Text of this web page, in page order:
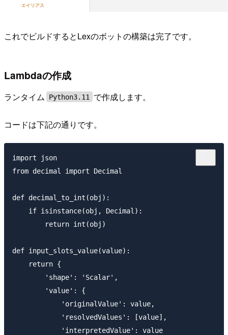
これでビルドするとLexのボットの構築は完了です。
Lambdaの作成
ランタイム Python3.11 で作成します。
コードは下記の通りです。
import json
from decimal import Decimal
def decimal_to_int(obj):
    if isinstance(obj, Decimal):
        return int(obj)
def input_slots_value(value):
    return {
        'shape': 'Scalar',
        'value': {
            'originalValue': value,
            'resolvedValues': [value],
            'interpretedValue': value